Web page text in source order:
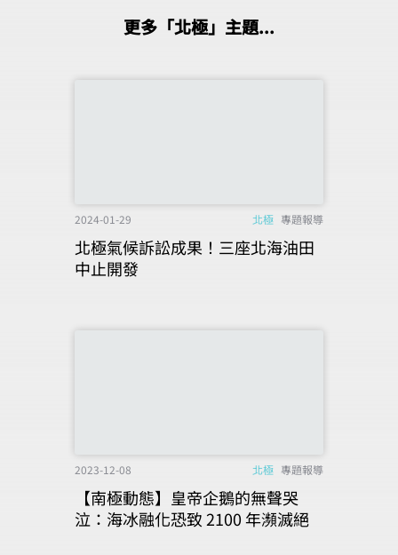
更多「北極」主題...
2024-01-29 北極 專題報導
北極氣候訴訟成果！三座北海油田
中止開發
2023-12-08 北極 專題報導
【南極動態】皇帝企鵝的無聲哭
泣：海冰融化恐致 2100 年瀕滅絕